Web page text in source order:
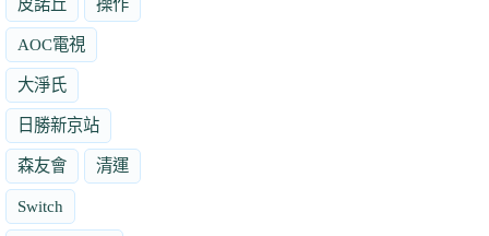
皮諾丘 操作
AOC電視
大淨氏
日勝新京站
森友會 清運
Switch